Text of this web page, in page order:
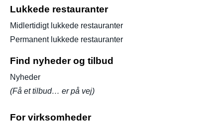
Lukkede restauranter
Midlertidigt lukkede restauranter
Permanent lukkede restauranter
Find nyheder og tilbud
Nyheder
(Få et tilbud… er på vej)
For virksomheder